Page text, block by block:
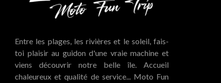
Entre les plages, les rivières et le soleil, fais-
toi plaisir au guidon d'une vraie machine et
viens découvrir notre belle île. Accueil
chaleureux et qualité de service... Moto Fun